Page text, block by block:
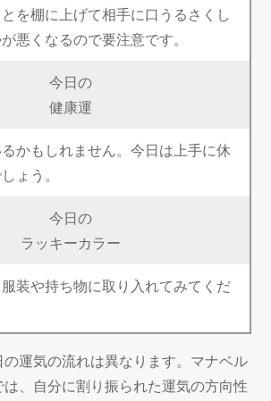
を棚に上げて相手に口うるさくし
悪くなるので要注意です。
今日の
健康運
かもしれません。今日は上手に休
ょう。
今日の
ラッキーカラー
服装や持ち物に取り入れてみてくだ
の運気の流れは異なります。マナベル
、自分に割り振られた運気の方向性